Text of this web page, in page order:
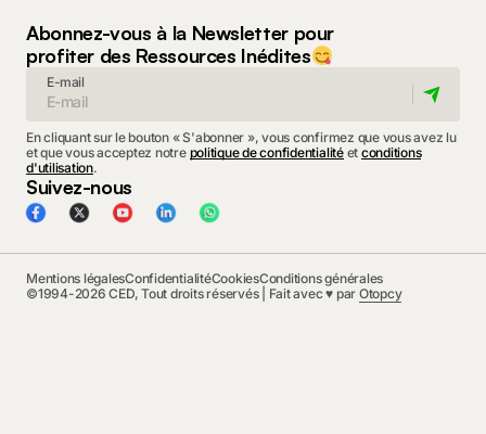
Abonnez-vous à la Newsletter pour
profiter des Ressources Inédites
E-mail
En cliquant sur le bouton « S'abonner », vous confirmez que vous avez lu
et que vous acceptez notre politique de confidentialitéet conditions
d'utilisation.
Suivez-nous
Mentions légalesConfidentialitéCookiesConditions générales
©1994-2026 CED, Tout droits réservés | Fait avec ♥ par Otopcy